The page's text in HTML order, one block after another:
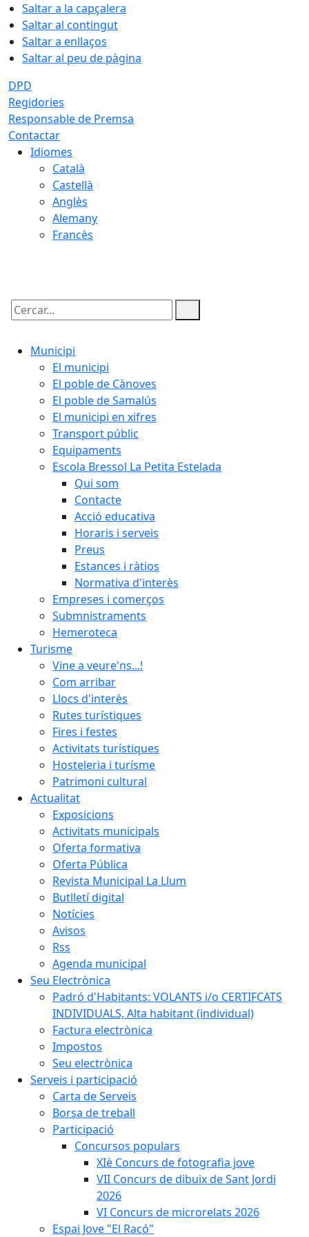
Saltar a la capçalera
Saltar al contingut
Saltar a enllaços
Saltar al peu de pàgina
DPD
Regidories
Responsable de Premsa
Contactar
Idiomes
Català
Castellà
Anglès
Alemany
Francès
Cercar:
Municipi
El municipi
El poble de Cànoves
El poble de Samalús
El municipi en xifres
Transport públic
Equipaments
Escola Bressol La Petita Estelada
Qui som
Contacte
Acció educativa
Horaris i serveis
Preus
Estances i ràtios
Normativa d'interès
Empreses i comerços
Submnistraments
Hemeroteca
Turisme
Vine a veure'ns...!
Com arribar
Llocs d'interès
Rutes turístiques
Fires i festes
Activitats turístiques
Hosteleria i turísme
Patrimoni cultural
Actualitat
Exposicions
Activitats municipals
Oferta formativa
Oferta Pública
Revista Municipal La Llum
Butlletí digital
Notícies
Avisos
Rss
Agenda municipal
Seu Electrònica
Padró d'Habitants: VOLANTS i/o CERTIFCATS
INDIVIDUALS, Alta habitant (individual)
Factura electrònica
Impostos
Seu electrònica
Serveis i participació
Carta de Serveis
Borsa de treball
Participació
Concursos populars
XIè Concurs de fotografia jove
VII Concurs de dibuix de Sant Jordi
2026
VI Concurs de microrelats 2026
Espai Jove "El Racó"